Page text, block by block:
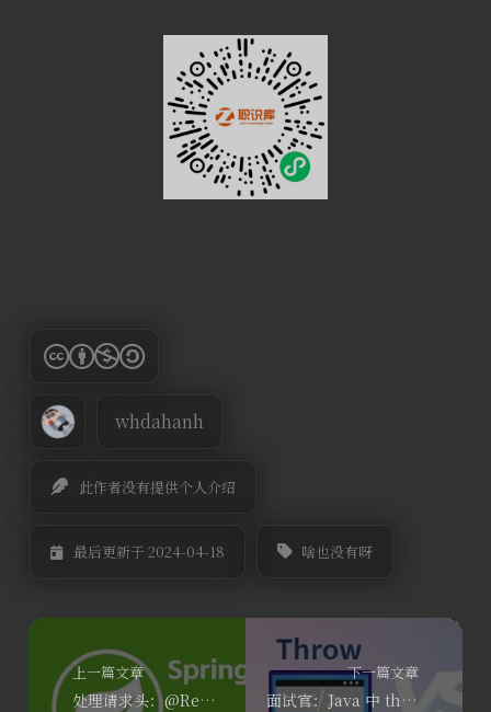
whdahanh
此作者没有提供个人介绍
最后更新于 2024-04-18 啥也没有呀
上一篇文章
处理请求头：@RequestHeader注解的使用
下一篇文章
面试官：Java 中 throw 与 throws 的区别是什么？